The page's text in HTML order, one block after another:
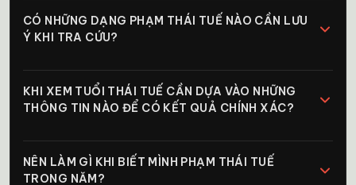
CÓ NHỮNG DẠNG PHẠM THÁI TUẾ NÀO CẦN LƯU
Ý KHI TRA CỨU?
KHI XEM TUỔI THÁI TUẾ CẦN DỰA VÀO NHỮNG
THÔNG TIN NÀO ĐỂ CÓ KẾT QUẢ CHÍNH XÁC?
NÊN LÀM GÌ KHI BIẾT MÌNH PHẠM THÁI TUẾ
TRONG NĂM?